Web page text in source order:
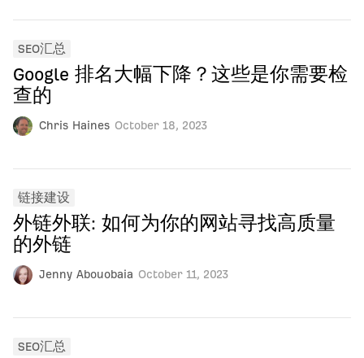
Chris Haines October 18, 2023
SEO汇总
Google 排名大幅下降？这些是你需要检
查的
Jenny Abouobaia October 11, 2023
链接建设
外链外联: 如何为你的网站寻找高质量
的外链
SEO汇总